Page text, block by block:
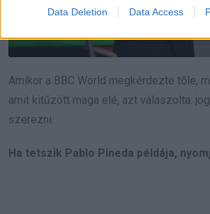
Data Deletion Data Access
Amikor a BBC World megkérdezte tőle,
amit kitűzött maga elé, azt válaszolta:
szerezni.
Ha tetszik Pablo Pineda példája,